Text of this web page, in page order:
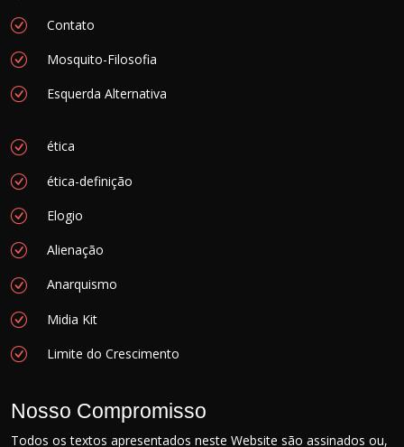
Contato
Mosquito-Filosofia
Esquerda Alternativa
ética
ética-definição
Elogio
Alienação
Anarquismo
Midia Kit
Limite do Crescimento
Nosso Compromisso
Todos os textos apresentados neste Website são assinados ou,